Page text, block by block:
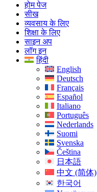
होम पेज
सीख
व्यवसाय के लिए
शिक्षा के लिए
साइन अप
लॉग इन
हिंदी
English
Deutsch
Français
Español
Italiano
Português
Nederlands
Suomi
Svenska
Čeština
日本語
中文 (简体)
한국어